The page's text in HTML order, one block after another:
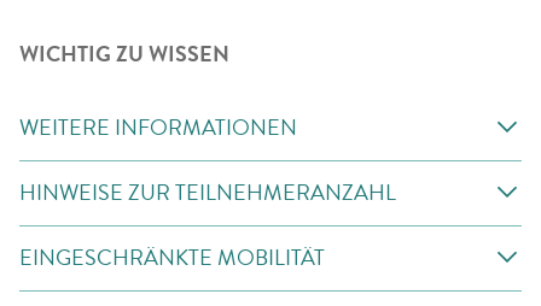
WICHTIG ZU WISSEN
WEITERE INFORMATIONEN
HINWEISE ZUR TEILNEHMERANZAHL
EINGESCHRÄNKTE MOBILITÄT